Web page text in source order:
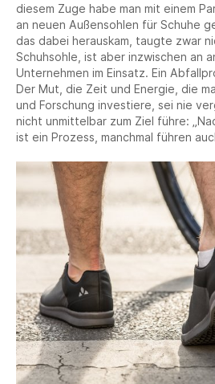
diesem Zuge habe man mit einem
an neuen Außensohlen für Schuhe
das dabei herauskam, taugte zwar
Schuhsohle, ist aber inzwischen an
Unternehmen im Einsatz. Ein
Der Mut, die Zeit und Energie, die
und Forschung investiere, sei nie
nicht unmittelbar zum Ziel führe:
ist ein Prozess, manchmal führen